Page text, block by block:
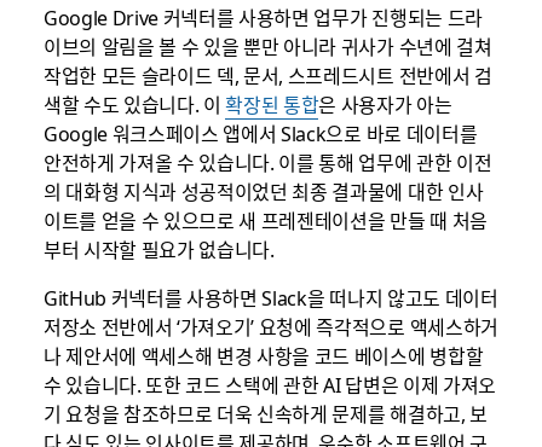
Google Drive 커넥터를 사용하면 업무가 진행되는 드라
이브의 알림을 볼 수 있을 뿐만 아니라 귀사가 수년에 걸쳐
작업한 모든 슬라이드 덱, 문서, 스프레드시트 전반에서 검
색할 수도 있습니다. 이확장된 통합은 사용자가 아는
Google 워크스페이스 앱에서 Slack으로 바로 데이터를
안전하게 가져올 수 있습니다. 이를 통해 업무에 관한 이전
의 대화형 지식과 성공적이었던 최종 결과물에 대한 인사
이트를 얻을 수 있으므로 새 프레젠테이션을 만들 때 처음
부터 시작할 필요가 없습니다.
GitHub 커넥터를 사용하면 Slack을 떠나지 않고도 데이터
저장소 전반에서 ‘가져오기’ 요청에 즉각적으로 액세스하거
나 제안서에 액세스해 변경 사항을 코드 베이스에 병합할
수 있습니다. 또한 코드 스택에 관한 AI 답변은 이제 가져오
기 요청을 참조하므로 더욱 신속하게 문제를 해결하고, 보